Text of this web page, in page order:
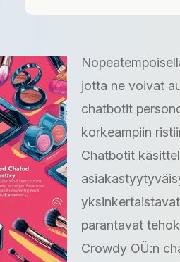
jotta ne voivat
chatbotit
korkeampiin
Chatbotit
parantavat
Crowdy OÜ:n